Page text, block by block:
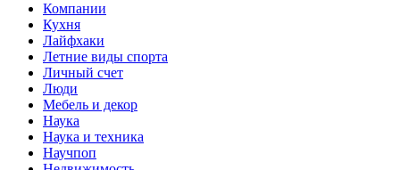
Компании
Кухня
Лайфхаки
Летние виды спорта
Личный счет
Люди
Мебель и декор
Наука
Наука и техника
Научпоп